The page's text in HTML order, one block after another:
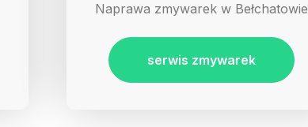
Naprawa zmywarek w Bełchatowie
serwis zmywarek